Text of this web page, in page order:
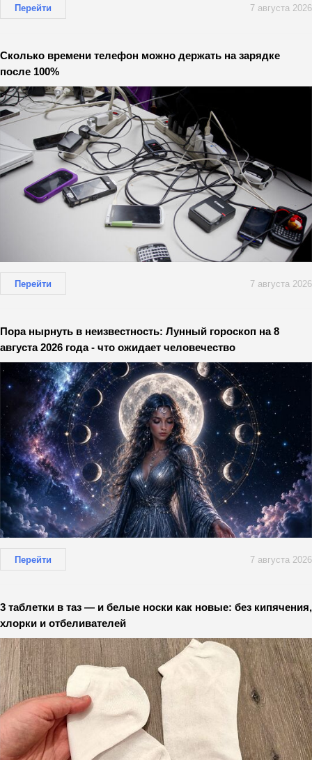
Перейти 7 августа 2026
Сколько времени телефон можно держать на зарядке
после 100%
Перейти 7 августа 2026
Пора нырнуть в неизвестность: Лунный гороскоп на 8
августа 2026 года - что ожидает человечество
Перейти 7 августа 2026
3 таблетки в таз — и белые носки как новые: без кипячения,
хлорки и отбеливателей